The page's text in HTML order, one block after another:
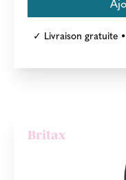
✓ Livraison gratuite
Britax